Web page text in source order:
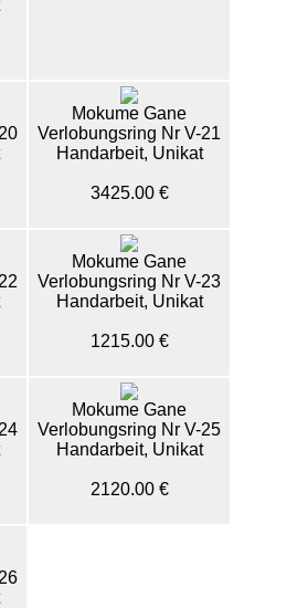
Mokume Gane
Verlobungsring Nr V-21
Handarbeit, Unikat
3425.00 €
Mokume Gane
Verlobungsring Nr V-23
Handarbeit, Unikat
1215.00 €
Mokume Gane
Verlobungsring Nr V-25
Handarbeit, Unikat
2120.00 €